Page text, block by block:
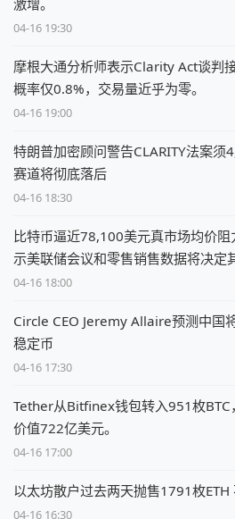
激增。
04-16 19:30
摩根大通分析师表示Clarity Act谈判
概率仅0.8%，交易量近乎为零。
04-16 19:00
特朗普加密顾问警告CLARITY法案须
赛道将彻底落后
04-16 18:30
比特币逼近78,100美元真市场均价
示美联储会议和零售销售数据将决定
04-16 18:00
Circle CEO Jeremy Allaire预测中国
稳定币
04-16 17:30
Tether从Bitfinex钱包转入951枚BTC
价值722亿美元。
04-16 17:00
以太坊散户过去两天抛售1791枚ETH
04-16 16:30